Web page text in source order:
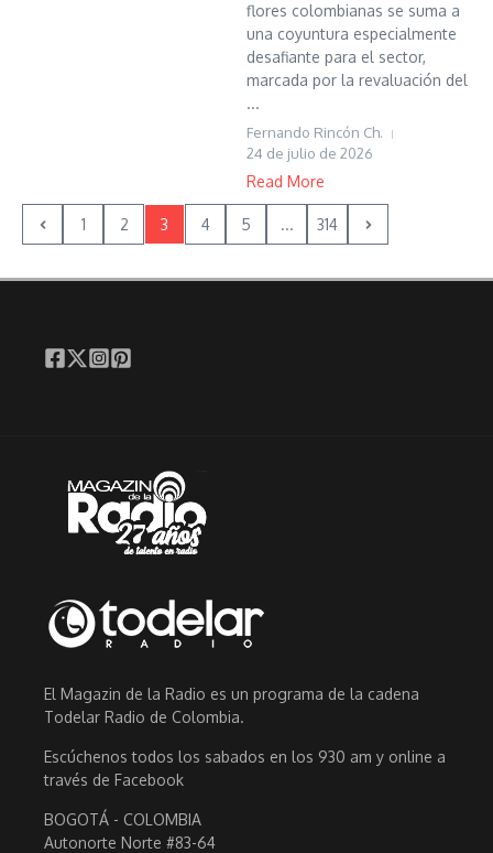
flores colombianas se suma a
una coyuntura especialmente
desafiante para el sector,
marcada por la revaluación del
...
Fernando Rincón Ch.
24 de julio de 2026
Read More
1 2 3 4 5 ... 314
El Magazin de la Radio es un programa de la cadena
Todelar Radio de Colombia.
Escúchenos todos los sabados en los 930 am y online a
través de Facebook
BOGOTÁ - COLOMBIA
Autonorte Norte #83-64